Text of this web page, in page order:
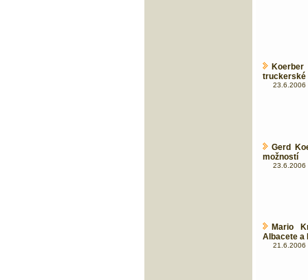
truckerské
23.6.2006
Gerd
možností
23.6.2006
Mario
Albacete a
21.6.2006